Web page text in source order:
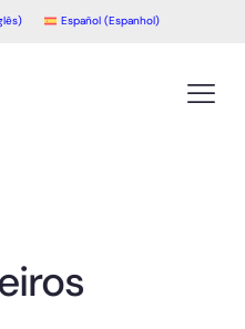
) Español (Espanhol)